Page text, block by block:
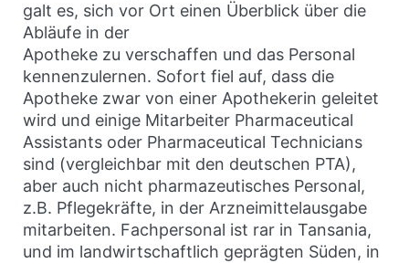
galt es, sich vor Ort einen Überblick über die
Abläufe in der
Apotheke zu verschaffen und das Personal
kennenzulernen. Sofort fiel auf, dass die
Apotheke zwar von einer Apothekerin geleitet
wird und einige Mitarbeiter Pharmaceutical
Assistants oder Pharmaceutical Technicians
sind (vergleichbar mit den deutschen PTA),
aber auch nicht pharmazeutisches Personal,
z.B. Pflegekräfte, in der Arzneimittelausgabe
mitarbeiten. Fachpersonal ist rar in Tansania,
und im landwirtschaftlich geprägten Süden, in